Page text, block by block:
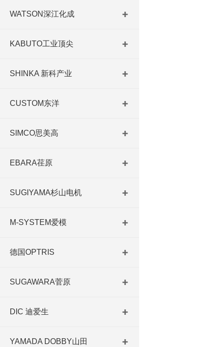
WATSON深江化成
KABUTO工业顶尖
SHINKA 新科产业
CUSTOM东洋
SIMCO思美高
EBARA荏原
SUGIYAMA杉山电机
M-SYSTEM爱模
德国OPTRIS
SUGAWARA菅原
DIC 迪爱生
YAMADA DOBBY山田